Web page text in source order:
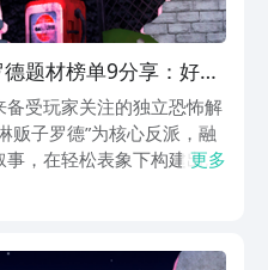
题材榜单9分享：好玩
下载before_1
备受玩家关注的独立恐怖解
贩子罗德”为核心反派，融
，在轻松表象下构建出极
打密闭空间探索、动态AI
更多